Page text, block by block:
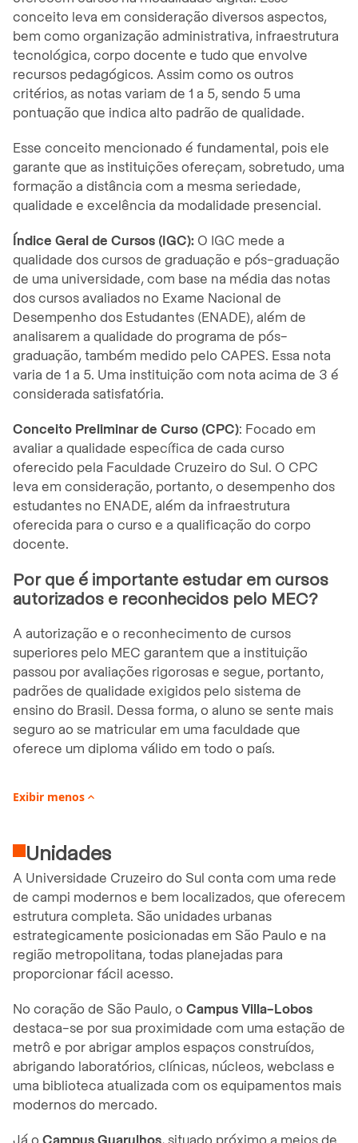
conceito leva em consideração diversos aspectos,
bem como organização administrativa, infraestrutura
tecnológica, corpo docente e tudo que envolve
recursos pedagógicos. Assim como os outros
critérios, as notas variam de 1 a 5, sendo 5 uma
pontuação que indica alto padrão de qualidade.
Esse conceito mencionado é fundamental, pois ele
garante que as instituições ofereçam, sobretudo, uma
formação a distância com a mesma seriedade,
qualidade e excelência da modalidade presencial.
Índice Geral de Cursos (IGC): O IGC mede a
qualidade dos cursos de graduação e pós-graduação
de uma universidade, com base na média das notas
dos cursos avaliados no Exame Nacional de
Desempenho dos Estudantes (ENADE), além de
analisarem a qualidade do programa de pós-
graduação, também medido pelo CAPES. Essa nota
varia de 1 a 5. Uma instituição com nota acima de 3 é
considerada satisfatória.
Conceito Preliminar de Curso (CPC): Focado em
avaliar a qualidade específica de cada curso
oferecido pela Faculdade Cruzeiro do Sul. O CPC
leva em consideração, portanto, o desempenho dos
estudantes no ENADE, além da infraestrutura
oferecida para o curso e a qualificação do corpo
docente.
Por que é importante estudar em cursos
autorizados e reconhecidos pelo MEC?
A autorização e o reconhecimento de cursos
superiores pelo MEC garantem que a instituição
passou por avaliações rigorosas e segue, portanto,
padrões de qualidade exigidos pelo sistema de
ensino do Brasil. Dessa forma, o aluno se sente mais
seguro ao se matricular em uma faculdade que
oferece um diploma válido em todo o país.
Exibir menos 
Unidades
A Universidade Cruzeiro do Sul conta com uma rede
de campi modernos e bem localizados, que oferecem
estrutura completa. São unidades urbanas
estrategicamente posicionadas em São Paulo e na
região metropolitana, todas planejadas para
proporcionar fácil acesso.
No coração de São Paulo, o Campus Villa-Lobos
destaca-se por sua proximidade com uma estação de
metrô e por abrigar amplos espaços construídos,
abrigando laboratórios, clínicas, núcleos, webclass e
uma biblioteca atualizada com os equipamentos mais
modernos do mercado.